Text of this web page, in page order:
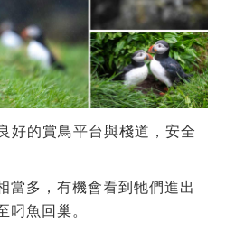
好的賞鳥平台與棧道，安全
當多，有機會看到牠們進出
叼魚回巢。